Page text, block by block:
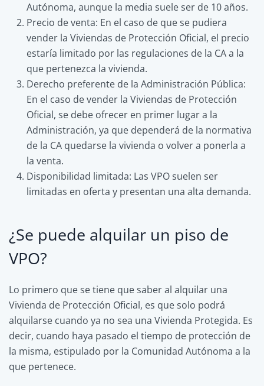
Autónoma, aunque la media suele ser de 10 años.
Precio de venta: En el caso de que se pudiera
vender la Viviendas de Protección Oficial, el precio
estaría limitado por las regulaciones de la CA a la
que pertenezca la vivienda.
Derecho preferente de la Administración Pública:
En el caso de vender la Viviendas de Protección
Oficial, se debe ofrecer en primer lugar a la
Administración, ya que dependerá de la normativa
de la CA quedarse la vivienda o volver a ponerla a
la venta.
Disponibilidad limitada: Las VPO suelen ser
limitadas en oferta y presentan una alta demanda.
¿Se puede alquilar un piso de
VPO?
Lo primero que se tiene que saber al alquilar una
Vivienda de Protección Oficial, es que solo podrá
alquilarse cuando ya no sea una Vivienda Protegida. Es
decir, cuando haya pasado el tiempo de protección de
la misma, estipulado por la Comunidad Autónoma a la
que pertenece.